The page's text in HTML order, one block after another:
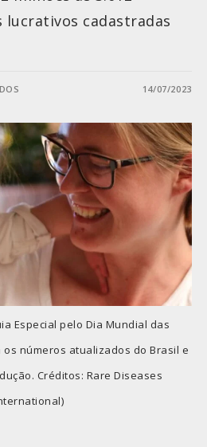
lucrativos cadastradas
14/07/2023
Especial pelo Dia Mundial das
os números atualizados do Brasil e
Créditos: Rare Diseases